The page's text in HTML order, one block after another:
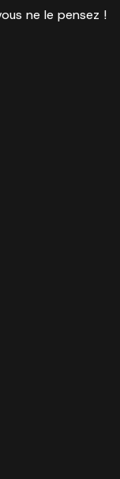
ne le pensez !